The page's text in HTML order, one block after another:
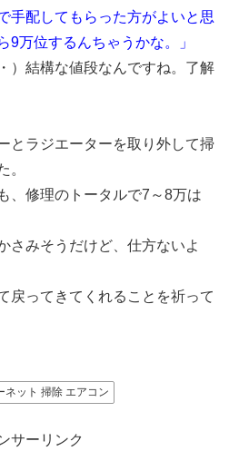
手配してもらった方がよいと思
9万位するんちゃうかな。」
）結構な値段なんですね。了解
とラジエーターを取り外して掃
。
、修理のトータルで7～8万は
さみそうだけど、仕方ないよ
戻ってきてくれることを祈って
ネット 掃除 エアコン
サーリンク